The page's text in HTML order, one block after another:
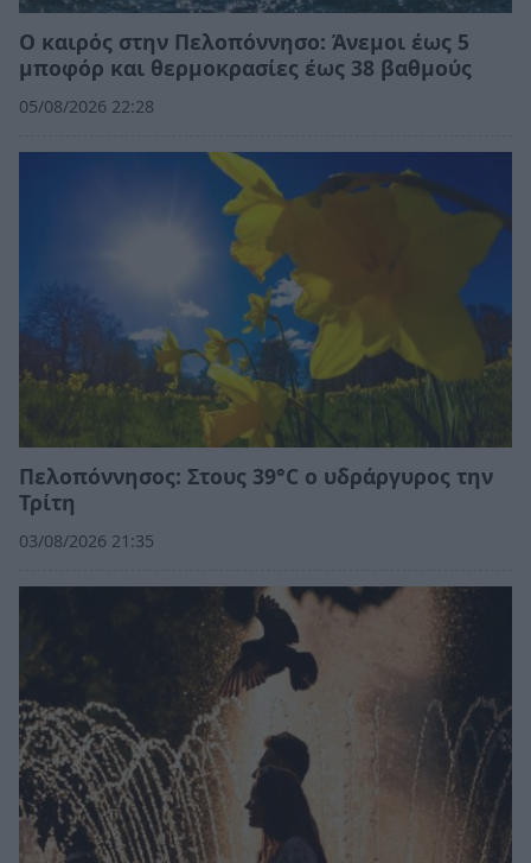
Ο καιρός στην Πελοπόννησο: Άνεμοι έως 5
μποφόρ και θερμοκρασίες έως 38 βαθμούς
05/08/2026 22:28
Πελοπόννησος: Στους 39°C ο υδράργυρος την
Τρίτη
03/08/2026 21:35